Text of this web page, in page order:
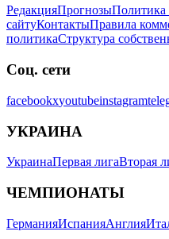
РедакцияПрогнозыПолитика
сайтуКонтактыПравила
политикаСтруктура
Соц. сети
facebookxyoutubeinstagram
УКРАИНА
УкраинаПервая лигаВторая
ЧЕМПИОНАТЫ
ГерманияИспанияАнглия